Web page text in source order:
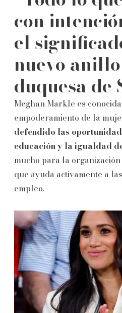
con
el
nuevo
duquesa de
Meghan Markle es
empoderamiento de la
defendido las
educación y la igualdad
mucho para la
que ayuda activamente a
empleo.